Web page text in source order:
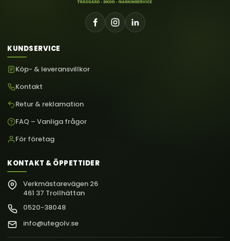
KUNDSERVICE
Köp- & leveransvillkor
Kontakt
Retur & reklamation
FAQ – Vanliga frågor
För företag
KONTAKT & ÖPPETTIDER
Verkmästarevägen 26
461 37 Trollhättan
0520-38048
info@utegolv.se